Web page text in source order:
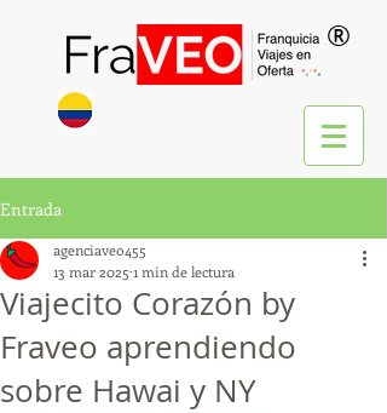
®
Entrada
Viajecito Corazón by
Fraveo aprendiendo
sobre Hawai y NY
agenciaveo455
13 mar 2025 1 min de lectura